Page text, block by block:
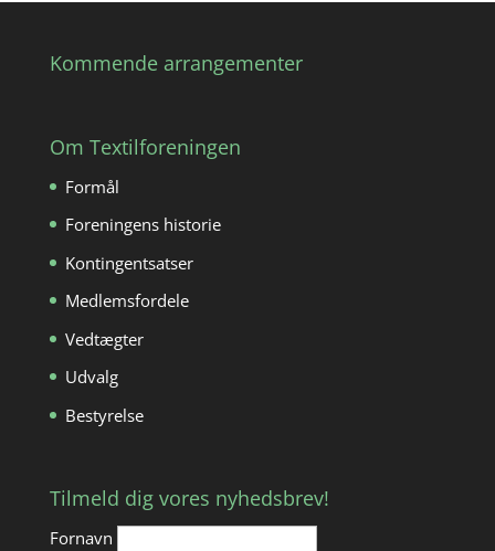
Kommende arrangementer
Om Textilforeningen
Formål
Foreningens historie
Kontingentsatser
Medlemsfordele
Vedtægter
Udvalg
Bestyrelse
Tilmeld dig vores nyhedsbrev!
Fornavn